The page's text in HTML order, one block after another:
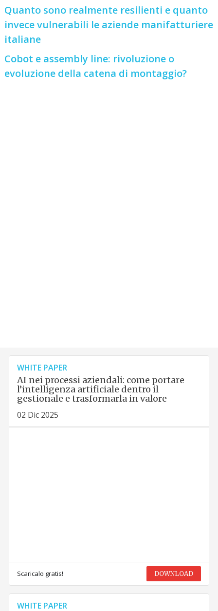
Quanto sono realmente resilienti e quanto
invece vulnerabili le aziende manifatturiere
italiane
Cobot e assembly line: rivoluzione o
evoluzione della catena di montaggio?
WHITE PAPER
AI nei processi aziendali: come portare
l’intelligenza artificiale dentro il
gestionale e trasformarla in valore
02 Dic 2025
Scaricalo gratis! DOWNLOAD
WHITE PAPER